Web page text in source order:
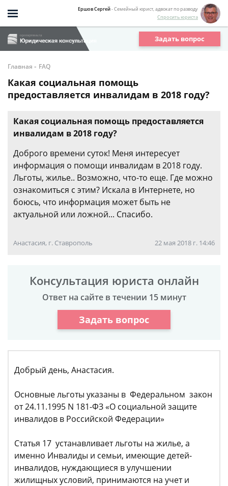
Ершов Сергей- Семейный юрист, адвокат по разводу
Спросить юриста
Задать вопрос
Главная - FAQ
Какая социальная помощь
предоставляется инвалидам в 2018 году?
Какая социальная помощь предоставляется
инвалидам в 2018 году?
Доброго времени суток! Меня интересует
информация о помощи инвалидам в 2018 году.
Льготы, жилье.. Возможно, что-то еще. Где можно
ознакомиться с этим? Искала в Интернете, но
боюсь, что информация может быть не
актуальной или ложной... Спасибо.
Анастасия, г. Ставрополь 22 мая 2018 г. 14:46
Консультация юриста онлайн
Ответ на сайте в течении 15 минут
Задать вопрос
Добрый день, Анастасия.
Основные льготы указаны в Федеральном закон
от 24.11.1995 N 181-ФЗ «О социальной защите
инвалидов в Российской Федерации»
Статья 17 устанавливает льготы на жилье, а
именно Инвалиды и семьи, имеющие детей-
инвалидов, нуждающиеся в улучшении
жилищных условий, принимаются на учет и